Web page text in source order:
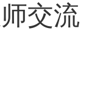
交流